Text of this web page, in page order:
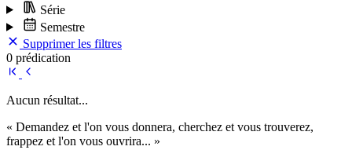
Série
Semestre
Supprimer les filtres
0 prédication
Aucun résultat...
« Demandez et l'on vous donnera, cherchez et vous trouverez,
frappez et l'on vous ouvrira... »